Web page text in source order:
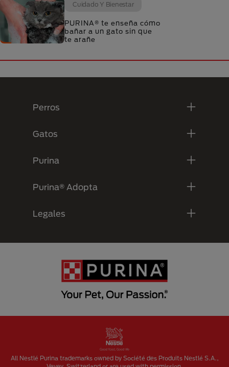
Cuidado Y Bienestar
PURINA® te enseña cómo
bañar a un gato sin que
te arañe
Perros
Gatos
Purina
Purina® Adopta
Legales
All Nestlé Purina trademarks owned by Société des Produits Nestlé S.A.,